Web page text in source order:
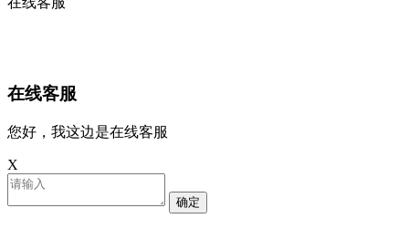
在线客服
您好，我这边是在线客服
X
确定